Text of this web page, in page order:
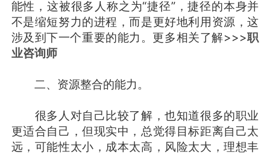
能性，这被很多人称之为“捷径”，捷径的本身并
不是缩短努力的进程，而是更好地利用资源，这
涉及到下一个重要的能力。更多相关了解>>>职
业咨询师
二、资源整合的能力。
很多人对自己比较了解，也知道很多的职业
更适合自己，但现实中，总觉得目标距离自己太
远，可能性太小，成本太高，风险太大，理想丰